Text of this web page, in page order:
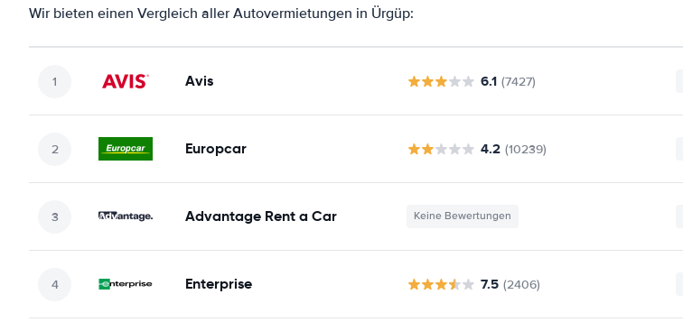
Wir bieten einen Vergleich aller Autovermietungen in Ürgüp:
Avis 6.1 (7427)
Europcar 4.2 (10239)
Advantage Rent a Car Keine Bewertungen
Enterprise 7.5 (2406)